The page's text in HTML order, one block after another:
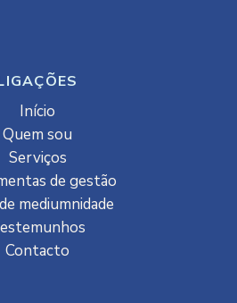
Início
Quem sou
Serviços
de gestão
mediumnidade
Contacto